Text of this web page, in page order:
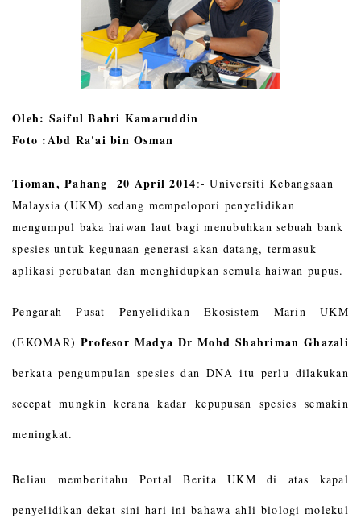
Oleh: Saiful Bahri Kamaruddin
Foto :Abd Ra'ai bin Osman
Tioman, Pahang 20 April 2014:- Universiti Kebangsaan
Malaysia (UKM) sedang mempelopori penyelidikan
mengumpul baka haiwan laut bagi menubuhkan sebuah bank
spesies untuk kegunaan generasi akan datang, termasuk
aplikasi perubatan dan menghidupkan semula haiwan pupus.
Pengarah Pusat Penyelidikan Ekosistem Marin UKM
(EKOMAR) Profesor Madya Dr Mohd Shahriman Ghazali
berkata pengumpulan spesies dan DNA itu perlu dilakukan
secepat mungkin kerana kadar kepupusan spesies semakin
meningkat.
Beliau memberitahu Portal Berita UKM di atas kapal
penyelidikan dekat sini hari ini bahawa ahli biologi molekul